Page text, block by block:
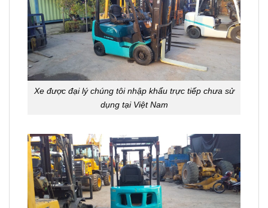
Xe được đại lý chúng tôi nhập khẩu trực tiếp chưa sử
dụng tại Việt Nam